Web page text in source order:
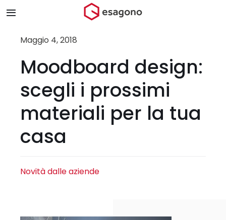
contenuto
Toggle
Navigation
Chi siamo
Prodotti & Brand
Maggio 4, 2018
Moodboard design:
scegli i prossimi
materiali per la tua
casa
Novità dalle aziende